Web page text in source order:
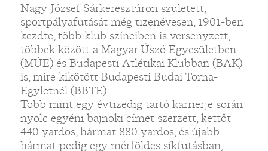
Nagy József Sárkeresztúron született,
sportpályafutását még tizenévesen, 1901-ben
kezdte, több klub színeiben is versenyzett,
többek között a Magyar Úszó Egyesületben
(MÚE) és Budapesti Atlétikai Klubban (BAK)
is, mire kikötött Budapesti Budai Torna-
Egyletnél (BBTE).
Több mint egy évtizedig tartó karrierje során
nyolc egyéni bajnoki címet szerzett, kettőt
440 yardos, hármat 880 yardos, és újabb
hármat pedig egy mérföldes síkfutásban,